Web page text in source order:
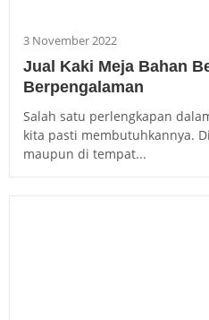
3 November 2022
Jual Kaki Meja Bahan
Berpengalaman
Salah satu perlengkapan
kita pasti membutuhkannya.
maupun di tempat...